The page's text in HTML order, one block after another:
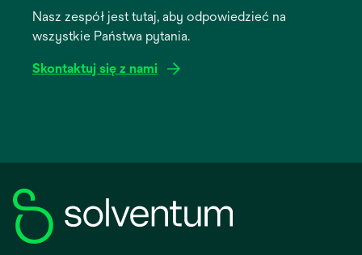
newNasz zespół jest tutaj, aby odpowiedzieć na
wszystkie Państwa pytania.
Skontaktuj się z nami